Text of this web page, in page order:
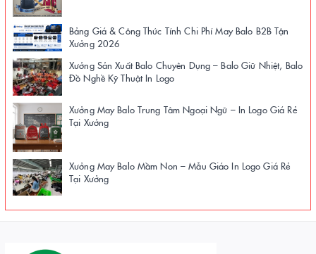
Bảng Giá & Công Thức Tính Chi Phí May Balo B2B Tận
Xưởng 2026
Xưởng Sản Xuất Balo Chuyên Dụng – Balo Giữ Nhiệt, Balo
Đồ Nghề Kỹ Thuật In Logo
Xưởng May Balo Trung Tâm Ngoại Ngữ – In Logo Giá Rẻ
Tại Xưởng
Xưởng May Balo Mầm Non – Mẫu Giáo In Logo Giá Rẻ
Tại Xưởng